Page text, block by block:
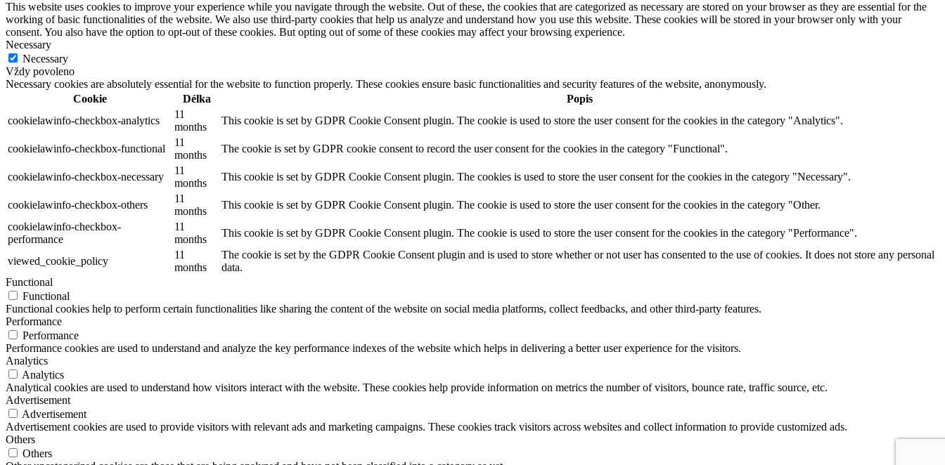
This website uses cookies to improve your experience while you navigate through the website. Out of these, the cookies that are categorized as necessary are stored on your browser as they are essential for the
working of basic functionalities of the website. We also use third-party cookies that help us analyze and understand how you use this website. These cookies will be stored in your browser only with your
consent. You also have the option to opt-out of these cookies. But opting out of some of these cookies may affect your browsing experience.
Necessary
Necessary
Vždy povoleno
Necessary cookies are absolutely essential for the website to function properly. These cookies ensure basic functionalities and security features of the website, anonymously.
Cookie
Délka
Popis
cookielawinfo-checkbox-analytics
11
months
This cookie is set by GDPR Cookie Consent plugin. The cookie is used to store the user consent for the cookies in the category "Analytics".
cookielawinfo-checkbox-functional
11
months
The cookie is set by GDPR cookie consent to record the user consent for the cookies in the category "Functional".
cookielawinfo-checkbox-necessary
11
months
This cookie is set by GDPR Cookie Consent plugin. The cookies is used to store the user consent for the cookies in the category "Necessary".
cookielawinfo-checkbox-others
11
months
This cookie is set by GDPR Cookie Consent plugin. The cookie is used to store the user consent for the cookies in the category "Other.
cookielawinfo-checkbox-
performance
11
months
This cookie is set by GDPR Cookie Consent plugin. The cookie is used to store the user consent for the cookies in the category "Performance".
viewed_cookie_policy
11
months
The cookie is set by the GDPR Cookie Consent plugin and is used to store whether or not user has consented to the use of cookies. It does not store any personal
data.
Functional
Functional
Functional cookies help to perform certain functionalities like sharing the content of the website on social media platforms, collect feedbacks, and other third-party features.
Performance
Performance
Performance cookies are used to understand and analyze the key performance indexes of the website which helps in delivering a better user experience for the visitors.
Analytics
Analytics
Analytical cookies are used to understand how visitors interact with the website. These cookies help provide information on metrics the number of visitors, bounce rate, traffic source, etc.
Advertisement
Advertisement
Advertisement cookies are used to provide visitors with relevant ads and marketing campaigns. These cookies track visitors across websites and collect information to provide customized ads.
Others
Others